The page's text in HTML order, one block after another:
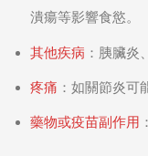
潰瘍等影響食慾。
其他疾病 ：胰臟炎
疼痛 ：如關節炎可
藥物或疫苗副作用